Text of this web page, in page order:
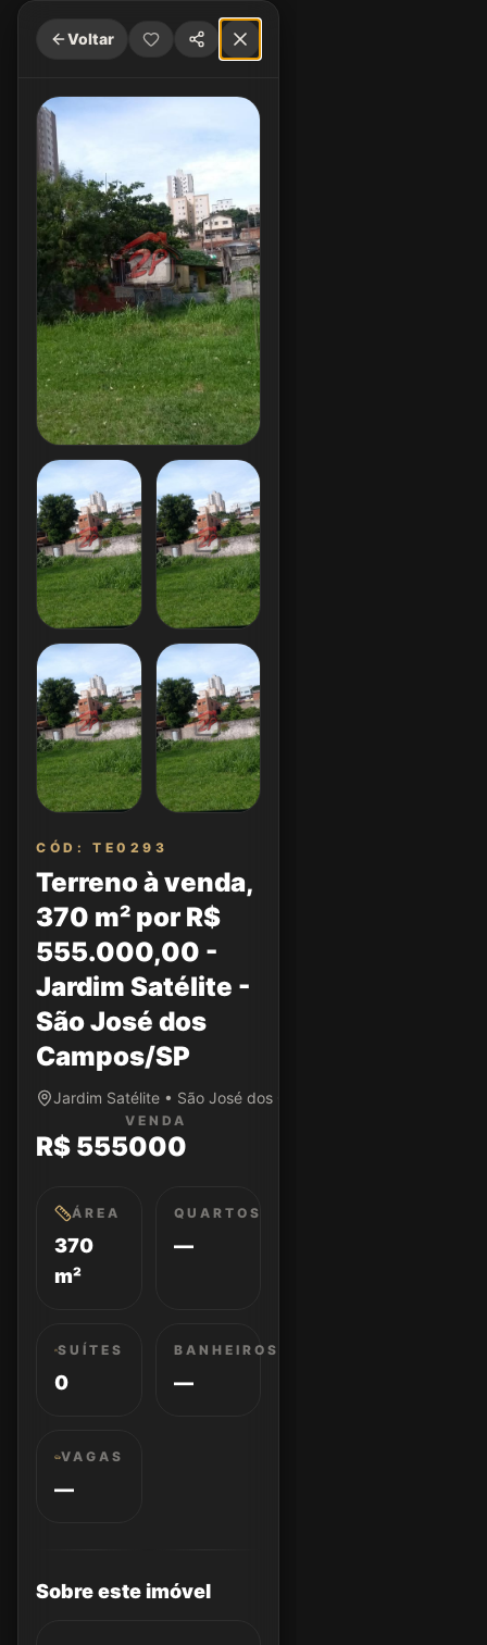
Voltar
CÓD: TE0293
Terreno à venda,
370 m² por R$
555.000,00 -
Jardim Satélite -
São José dos
Campos/SP
Jardim Satélite • São José dos Campos/SP
VENDA
R$ 555000
ÁREA
370
m²
QUARTOS
—
SUÍTES
0
BANHEIROS
—
VAGAS
—
Sobre este imóvel